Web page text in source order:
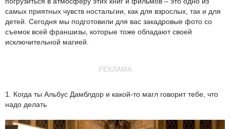
самых приятных чувств ностальгии, как для взрослых, так и для
детей. Сегодня мы подготовили для вас закадровые фото со
съемок всей франшизы, которые тоже обладают своей
исключительной магией.
РЕКЛАМА
1. Когда ты Альбус Дамблдор и какой-то магл говорит тебе, что
надо делать